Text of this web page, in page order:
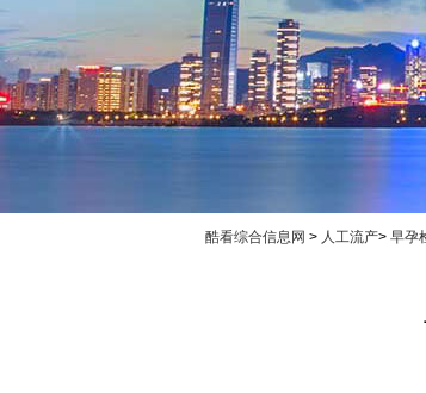
酷看综合信息网 > 人工流产> 早孕